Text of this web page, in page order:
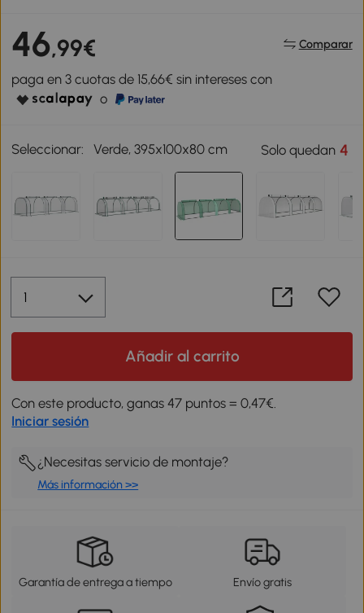
46,99€ Comparar
paga en 3 cuotas de 15,66€ sin intereses con
o
Seleccionar: Verde, 395x100x80 cm Solo quedan4
Añadir al carrito
Con este producto, ganas 47 puntos = 0,47€.
Iniciar sesión
¿Necesitas servicio de montaje?
Más información >>
Garantía de entrega a tiempo Envío gratis